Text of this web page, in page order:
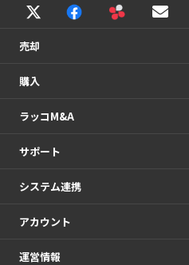
売却
購入
ラッコM&A
サポート
システム連携
アカウント
運営情報